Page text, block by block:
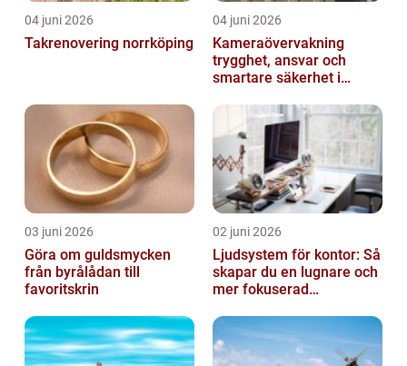
04 juni 2026
Takrenovering norrköping
04 juni 2026
Kameraövervakning
trygghet, ansvar och
smartare säkerhet i
03 juni 2026
Göra om guldsmycken
från byrålådan till
favoritskrin
02 juni 2026
Ljudsystem för kontor: Så
skapar du en lugnare och
mer fokuserad